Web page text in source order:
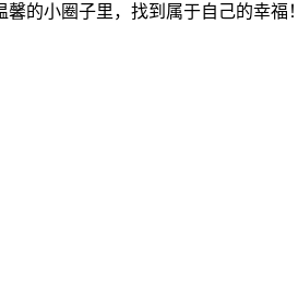
的小圈子里，找到属于自己的幸福！